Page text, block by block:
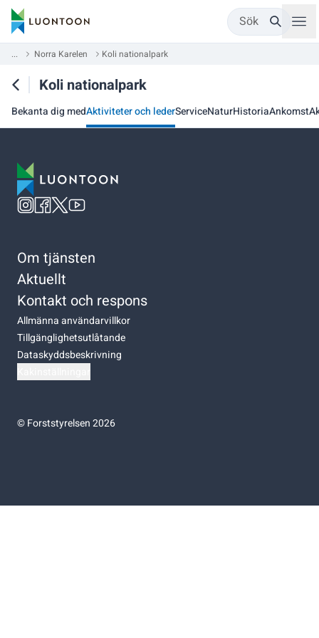
Sök
... Norra Karelen Koli nationalpark
Koli nationalpark
Bekanta dig medAktiviteter och lederServiceNaturHistoriaAnkomst
Om tjänsten
Aktuellt
Kontakt och respons
Allmänna användarvillkor
Tillgänglighetsutlåtande
Dataskyddsbeskrivning
©Forststyrelsen 2026